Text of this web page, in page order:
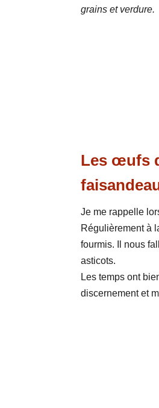
grains et verdure.
Les œufs
Je me rappelle
Régulièrement à
fourmis. Il nous
asticots.
Les temps ont
discernement et